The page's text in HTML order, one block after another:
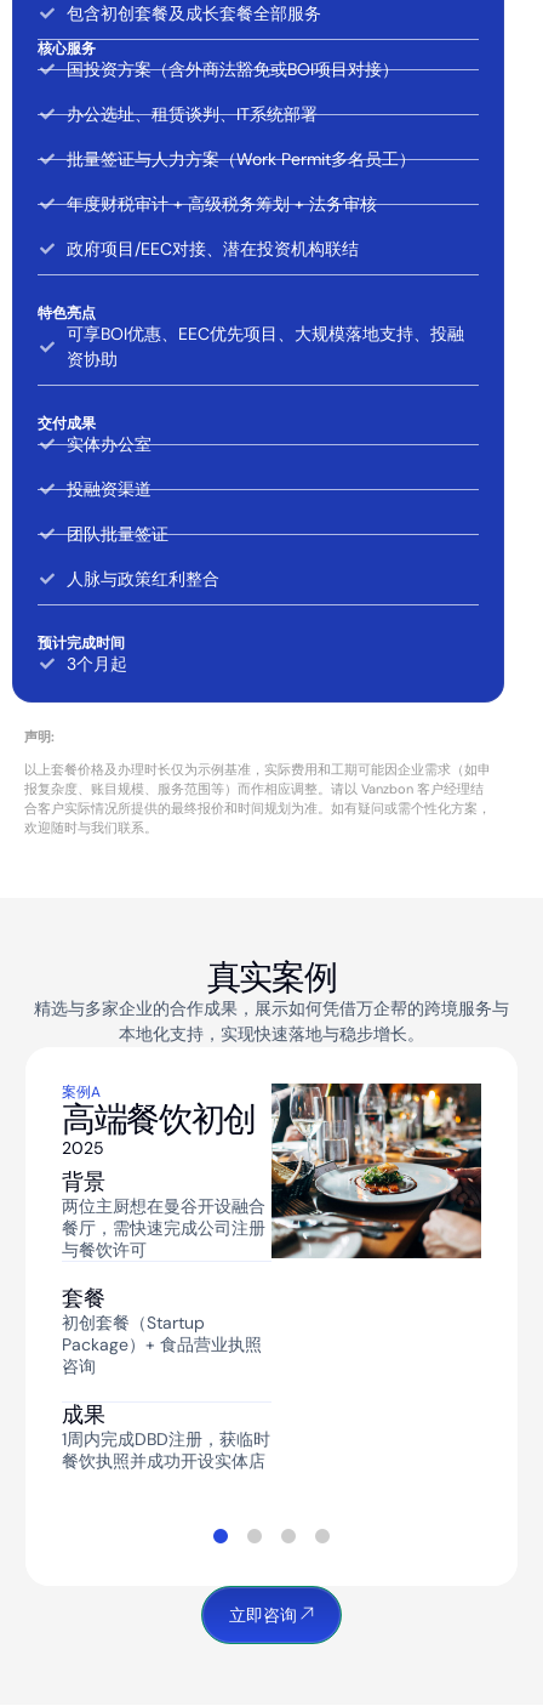
包含初创套餐及成长套餐全部服务
核心服务
国投资方案（含外商法豁免或BOI项目对接）
办公选址、租赁谈判、IT系统部署
批量签证与人力方案（Work Permit多名员工）
年度财税审计 + 高级税务筹划 + 法务审核
政府项目/EEC对接、潜在投资机构联结
特色亮点
可享BOI优惠、EEC优先项目、大规模落地支持、投融
资协助
交付成果
实体办公室
投融资渠道
团队批量签证
人脉与政策红利整合
预计完成时间
3个月起
声明:
以上套餐价格及办理时长仅为示例基准，实际费用和工期可能因企业需求（如申
报复杂度、账目规模、服务范围等）而作相应调整。请以 Vanzbon 客户经理结
合客户实际情况所提供的最终报价和时间规划为准。如有疑问或需个性化方案，
欢迎随时与我们联系。
真实案例
精选与多家企业的合作成果，展示如何凭借万企帮的跨境服务与
本地化支持，实现快速落地与稳步增长。
案例A
高端餐饮初创
2025
背景
两位主厨想在曼谷开设融合
餐厅，需快速完成公司注册
与餐饮许可
套餐
初创套餐（Startup
Package）+ 食品营业执照
咨询
成果
1周内完成DBD注册，获临时
餐饮执照并成功开设实体店
案例B
跨境电商团队
2023
背景
国内电商欲利用泰国在东盟
区位与VAT优惠，拓展东南
亚业务
套餐
成长进阶套餐
成果
地仓储配送成本下降，成功
获泰国VAT注册号
案例C
制造业企业
2025
背景
大型制造公司看中EEC提供
的税收减免与产业集群优
势，想在罗勇工业区落地
套餐
全球化企业套餐
（Enterprise Package）+
EEC项目对接
成果
3个月内完成工厂选址与租
赁、批量Work Permit办
案例D
金融科技
（FinTech）公
司
2025
背景
央行（BOT）合规许可与本
地办公室，以拓展支付服务
套餐
成果
4个月内完成BOT许可初步
立即咨询